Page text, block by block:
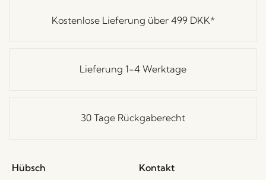
Kostenlose Lieferung über 499 DKK*
Lieferung 1-4 Werktage
30 Tage Rückgaberecht
Hübsch
Kontakt